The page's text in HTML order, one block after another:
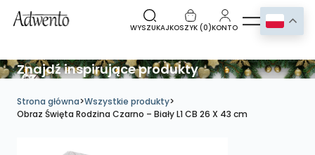
WYSZUKAJKOSZYK (0)KONTO
Znajdź inspirujące produkty
Strona główna>Wszystkie produkty>
Obraz Święta Rodzina Czarno – Biały L1 CB 26 X 43 cm